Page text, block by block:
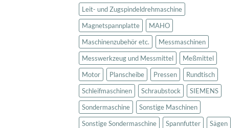
Leit- und Zugspindeldrehmaschine
Magnetspannplatte
MAHO
Maschinenzubehör etc.
Messmaschinen
Messwerkzeug und Messmittel
Meßmittel
Motor
Planscheibe Pressen
Rundtisch
Schleifmaschinen
Schraubstock
SIEMENS
Sondermaschine
Sonstige Maschinen
Sonstige Sondermaschine
Spannfutter
Sägen